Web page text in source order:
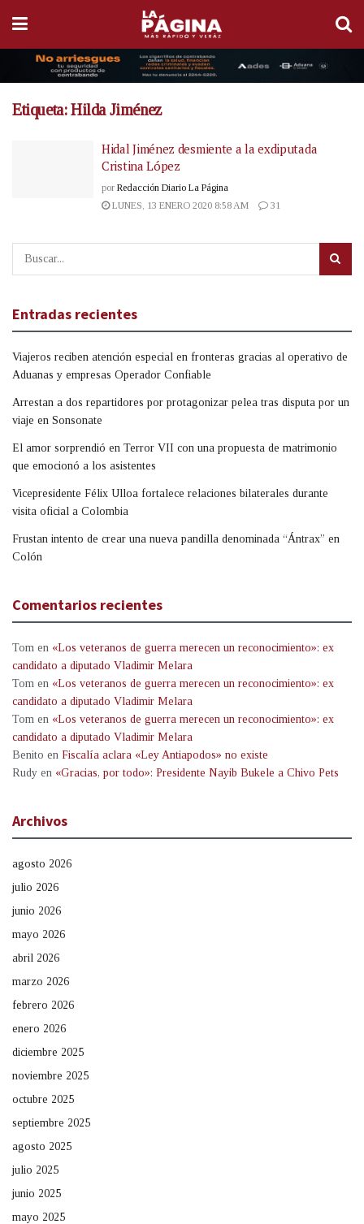
Etiqueta:Hilda Jiménez
Hidal Jiménez desmiente a la exdiputada
Cristina López
por Redacción Diario La Página
LUNES, 13 ENERO 2020 8:58 AM
31
Entradas recientes
Viajeros reciben atención especial en fronteras gracias al operativo de
Aduanas y empresas Operador Confiable
Arrestan a dos repartidores por protagonizar pelea tras disputa por un
viaje en Sonsonate
El amor sorprendió en Terror VII con una propuesta de matrimonio
que emocionó a los asistentes
Vicepresidente Félix Ulloa fortalece relaciones bilaterales durante
visita oficial a Colombia
Frustan intento de crear una nueva pandilla denominada “Ántrax” en
Colón
Comentarios recientes
Tom en «Los veteranos de guerra merecen un reconocimiento»: ex
candidato a diputado Vladimir Melara
Tom en «Los veteranos de guerra merecen un reconocimiento»: ex
candidato a diputado Vladimir Melara
Tom en «Los veteranos de guerra merecen un reconocimiento»: ex
candidato a diputado Vladimir Melara
Benito en Fiscalía aclara «Ley Antiapodos» no existe
Rudy en «Gracias, por todo»: Presidente Nayib Bukele a Chivo Pets
Archivos
agosto 2026
julio 2026
junio 2026
mayo 2026
abril 2026
marzo 2026
febrero 2026
enero 2026
diciembre 2025
noviembre 2025
octubre 2025
septiembre 2025
agosto 2025
julio 2025
junio 2025
mayo 2025